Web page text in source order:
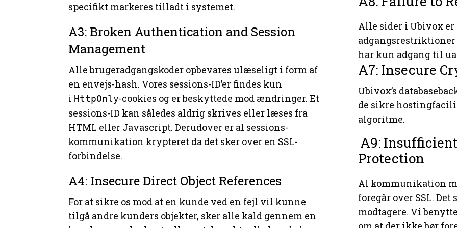
specifikt markeres tilladt i systemet.
A3: Broken Authentication and Session
Management
Alle brugeradgangskoder opbevares ulæseligt i form af
en envejs-hash. Vores sessions-ID’er findes kun
i HttpOnly-cookies og er beskyttede mod ændringer. Et
sessions-ID kan således aldrig skrives eller læses fra
HTML eller Javascript. Derudover er al sessions-
kommunikation krypteret da det sker over en SSL-
forbindelse.
A4: Insecure Direct Object References
For at sikre os mod at en kunde ved en fejl vil kunne
tilgå andre kunders objekter, sker alle kald gennem en
Alle sider i Ubivox er
har kun adgang til
A7: Insecure
Ubivox’s
de sikre
algoritme.
A9:
Protection
Al kommunikation
foregår over SSL.
modtagere. Vi